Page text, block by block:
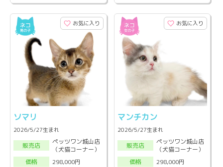
お気に入り
ソマリ
2026/5/27生まれ
販売店
ペッツワン城山店
（犬猫コーナー）
価格
298,000円
お気に入り
マンチカン
2026/5/27生まれ
販売店
ペッツワン城山店
（犬猫コーナー）
価格
298,000円